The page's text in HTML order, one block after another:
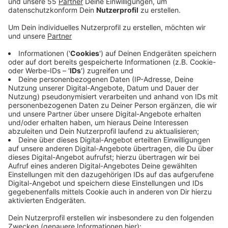
Anzeige
Angedacht ist eigentlich eine neue Unterkunft an der
Hofstraße, an der es aber viel Kritik gibt. Zuletzt
demonstrierten Anwohner unter dem Motto "Hilden
glüht und säuft ab" gegen den Neubau. Sie wollen
stattdessen die Acker- und Freifläche erhalten. Seit
ein paar Monaten sind außerdem Geflüchtete in der
Sporthalle am Weidenweg untergebracht. Das
schränkt aber Schulen und Sportvereine ein, heißt es
von der Stadtverwaltung. Außerdem sei der Betrieb
mit Sicherheitsdienst und Johannitern kostenintensiv.
Jetzt soll es erst einmal eine Übergangslösung mit
Mietcontainern geben. Sie sollen auf einem
abgestellt werden und 60 Schlafplätze bieten.